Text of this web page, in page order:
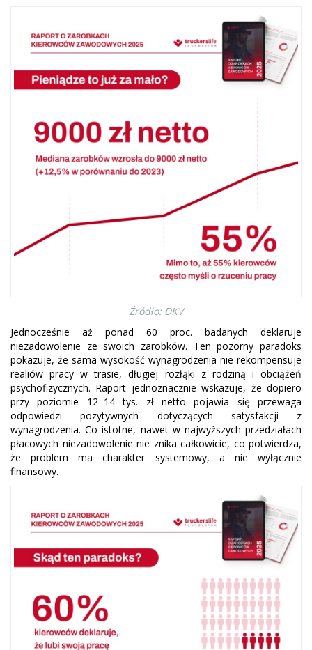
Źródło: DKV
Jednocześnie aż ponad 60 proc. badanych deklaruje
niezadowolenie ze swoich zarobków. Ten pozorny paradoks
pokazuje, że sama wysokość wynagrodzenia nie rekompensuje
realiów pracy w trasie, długiej rozłąki z rodziną i obciążeń
psychofizycznych. Raport jednoznacznie wskazuje, że dopiero
przy poziomie 12–14 tys. zł netto pojawia się przewaga
odpowiedzi pozytywnych dotyczących satysfakcji z
wynagrodzenia. Co istotne, nawet w najwyższych przedziałach
płacowych niezadowolenie nie znika całkowicie, co potwierdza,
że problem ma charakter systemowy, a nie wyłącznie
finansowy.